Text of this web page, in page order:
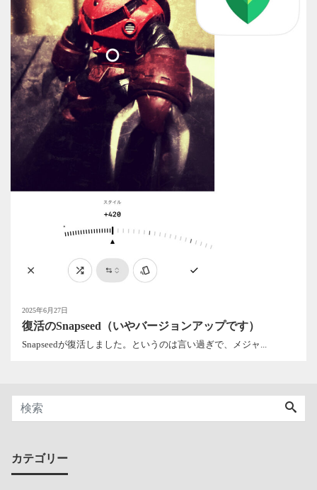
2025年6月27日
復活のSnapseed（いやバージョンアップです）
Snapseedが復活しました。というのは言い過ぎで、メジャ...
カテゴリー